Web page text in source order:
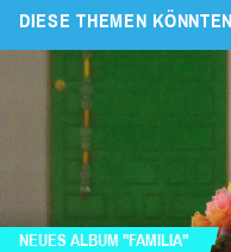
DIESE THEMEN
NEUES ALBUM "FAMILIA"